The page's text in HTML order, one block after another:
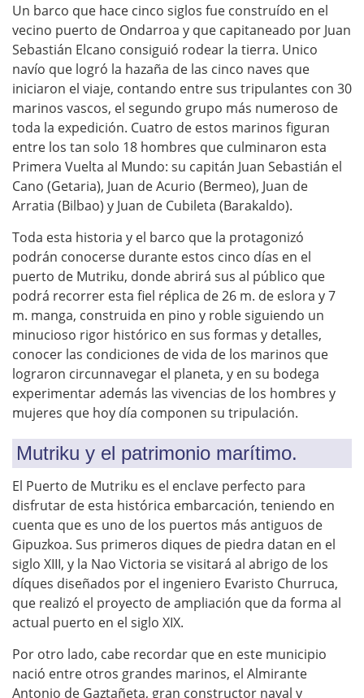
Un barco que hace cinco siglos fue construído en el
vecino puerto de Ondarroa y que capitaneado por Juan
Sebastián Elcano consiguió rodear la tierra. Unico
navío que logró la hazaña de las cinco naves que
iniciaron el viaje, contando entre sus tripulantes con 30
marinos vascos, el segundo grupo más numeroso de
toda la expedición. Cuatro de estos marinos figuran
entre los tan solo 18 hombres que culminaron esta
Primera Vuelta al Mundo: su capitán Juan Sebastián el
Cano (Getaria), Juan de Acurio (Bermeo), Juan de
Arratia (Bilbao) y Juan de Cubileta (Barakaldo).
Toda esta historia y el barco que la protagonizó
podrán conocerse durante estos cinco días en el
puerto de Mutriku, donde abrirá sus al público que
podrá recorrer esta fiel réplica de 26 m. de eslora y 7
m. manga, construida en pino y roble siguiendo un
minucioso rigor histórico en sus formas y detalles,
conocer las condiciones de vida de los marinos que
lograron circunnavegar el planeta, y en su bodega
experimentar además las vivencias de los hombres y
mujeres que hoy día componen su tripulación.
Mutriku y el patrimonio marítimo.
El Puerto de Mutriku es el enclave perfecto para
disfrutar de esta histórica embarcación, teniendo en
cuenta que es uno de los puertos más antiguos de
Gipuzkoa. Sus primeros diques de piedra datan en el
siglo XIII, y la Nao Victoria se visitará al abrigo de los
díques diseñados por el ingeniero Evaristo Churruca,
que realizó el proyecto de ampliación que da forma al
actual puerto en el siglo XIX.
Por otro lado, cabe recordar que en este municipio
nació entre otros grandes marinos, el Almirante
Antonio de Gaztañeta, gran constructor naval y